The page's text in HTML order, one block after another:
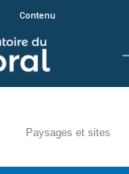
En poursuivant
Contenu
Paysages et sites